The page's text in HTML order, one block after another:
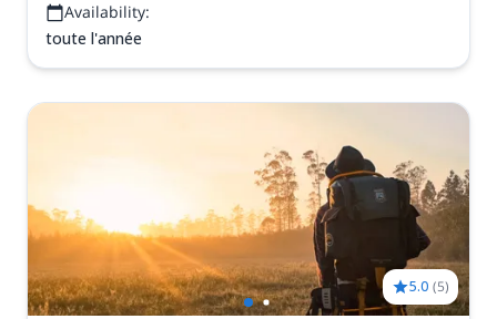
Availability:
toute l'année
5.0 (5)